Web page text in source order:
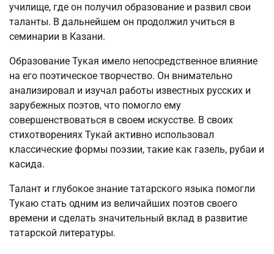
училище, где он получил образование и развил свои
таланты. В дальнейшем он продолжил учиться в
семинарии в Казани.
Образование Тукая имело непосредственное влияние
на его поэтическое творчество. Он внимательно
анализировал и изучал работы известных русских и
зарубежных поэтов, что помогло ему
совершенствоваться в своем искусстве. В своих
стихотворениях Тукай активно использовал
классические формы поэзии, такие как газель, рубаи и
касида.
Талант и глубокое знание татарского языка помогли
Тукаю стать одним из величайших поэтов своего
времени и сделать значительный вклад в развитие
татарской литературы.